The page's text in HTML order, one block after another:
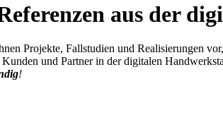
aus der
Projekte, Fallstudien und Realisierungen
und Partner in der digitalen
!